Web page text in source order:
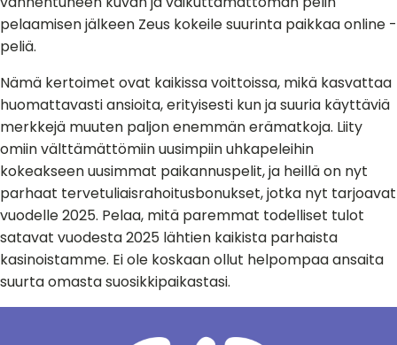
pelaamisen jälkeen Zeus kokeile suurinta paikkaa online -
peliä.
Nämä kertoimet ovat kaikissa voittoissa, mikä kasvattaa
huomattavasti ansioita, erityisesti kun ja suuria käyttäviä
merkkejä muuten paljon enemmän erämatkoja. Liity
omiin välttämättömiin uusimpiin uhkapeleihin
kokeakseen uusimmat paikannuspelit, ja heillä on nyt
parhaat tervetuliaisrahoitusbonukset, jotka nyt tarjoavat
vuodelle 2025. Pelaa, mitä paremmat todelliset tulot
satavat vuodesta 2025 lähtien kaikista parhaista
kasinoistamme. Ei ole koskaan ollut helpompaa ansaita
suurta omasta suosikkipaikastasi.